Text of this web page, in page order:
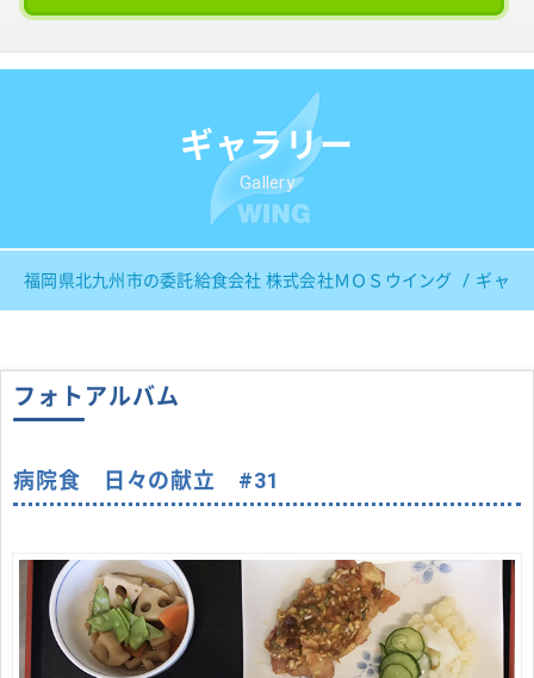
ギャラリー
Gallery
福岡県北九州市の委託給食会社 株式会社ＭＯＳウイング ギャラ
フォトアルバム
病院食 日々の献立 #31